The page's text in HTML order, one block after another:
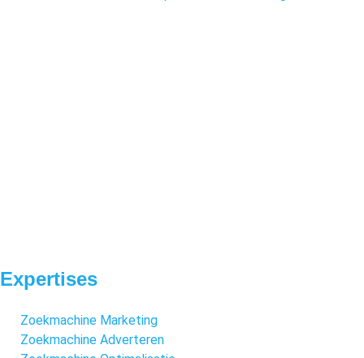
Expertises
Zoekmachine Marketing
Zoekmachine Adverteren